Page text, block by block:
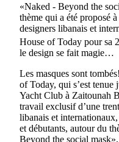
«Naked - Beyond the
thème qui a été proposé
designers libanais et
House of Today pour sa 2
le design se fait magie…
Les masques sont
of Today, qui s’est tenue
Yacht Club à Zaitounah
travail exclusif d’une
libanais et
et débutants, autour du
Beyond the social